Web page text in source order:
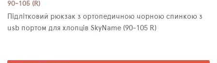
90-105 (R)
Підлітковий рюкзак з ортопедичною чорною спинкою з
usb портом для хлопців SkyName (90-105 R)